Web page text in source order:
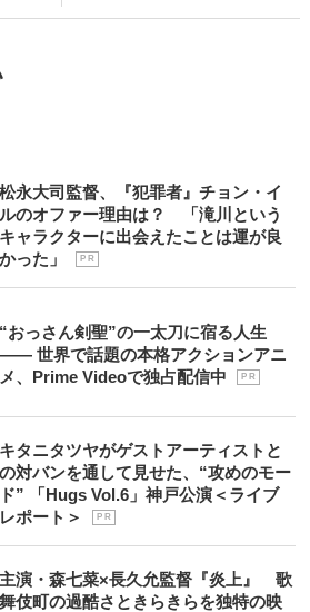
松永大司監督、『犯罪者』チョン・イ
ルのオファー理由は？ 「滝川という
キャラクターに出会えたことは運が良
かった」
P R
“おっさん剣聖”の一太刀に宿る人生
―― 世界で話題の本格アクションアニ
メ、Prime Videoで独占配信中
P R
キタニタツヤがゲストアーティストと
の対バンを通して見せた、“攻めのモー
ド” 「Hugs Vol.6」神戸公演＜ライブ
レポート＞
P R
主演・森七菜×長久允監督『炎上』 歌
舞伎町の過酷さときらきらを独特の映